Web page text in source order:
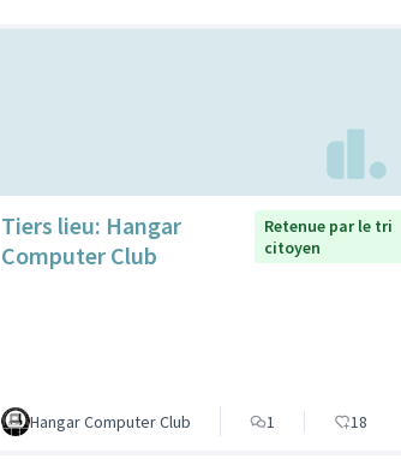
Tiers lieu: Hangar
Computer Club
Retenue par le tri
citoyen
Hangar Computer Club 1 18